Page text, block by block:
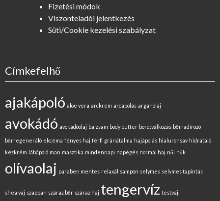
Fizetési módok
Viszonteladói jelentkezés
Süti/Cookie kezelési szabályzat
Címkefelhő
ajakápoló aloe vera arckrém arcápolás argánolaj
avokádó avokádóolaj balzsam body butter borotválkozás bőrradírozó
bőrregeneráló ekcéma fényes haj férfi gránátalma hajápolás hialuronsav hidratáló
kézkrém lábápoló man masztika mindennapi napégés normál haj női nők
olívaolaj paraben mentes relaxál sampon selymes selymes tapintás
shea vaj szappan száraz bőr száraz haj tengervíz testvaj